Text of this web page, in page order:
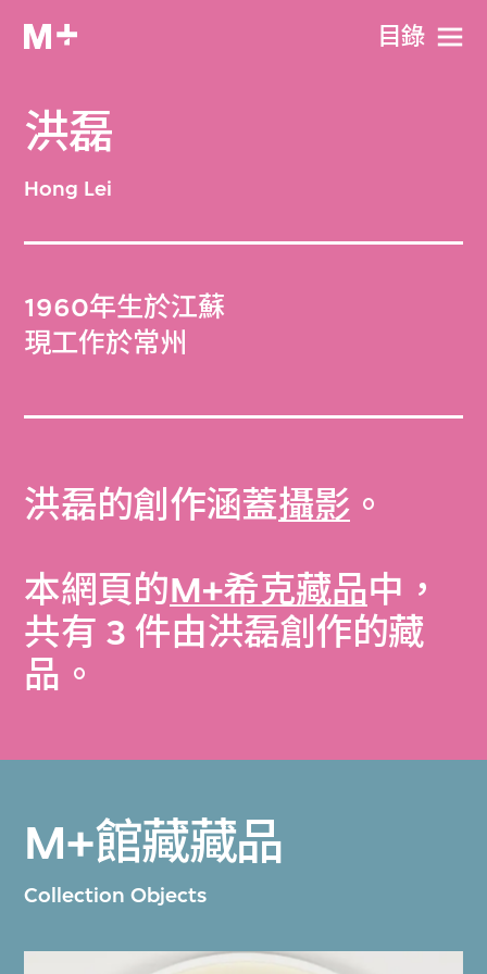
目​錄
洪磊
Hong Lei
1960年生於江蘇
現工作於常州
洪磊的創作涵蓋攝影 。
本網頁的M+希克藏品中，
共有 3 件由洪磊創作的藏
品。
M+館藏藏品
Collection Objects